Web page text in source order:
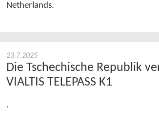
Netherlands.
23.7.2025
Die Tschechische Republik
VIALTIS TELEPASS K1
.